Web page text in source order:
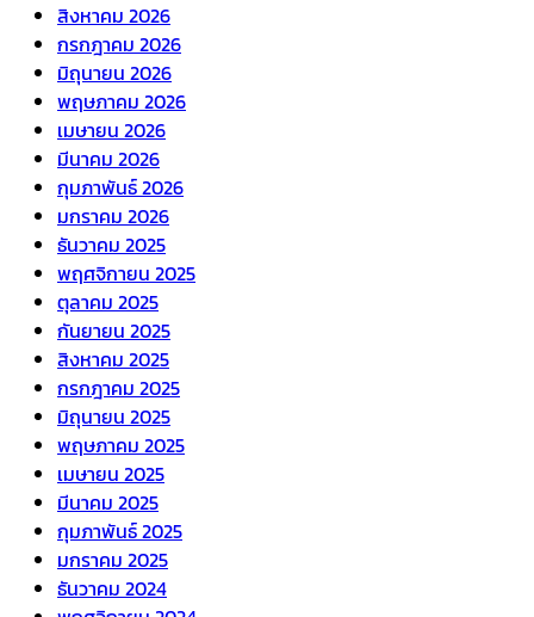
สิงหาคม 2026
กรกฎาคม 2026
มิถุนายน 2026
พฤษภาคม 2026
เมษายน 2026
มีนาคม 2026
กุมภาพันธ์ 2026
มกราคม 2026
ธันวาคม 2025
พฤศจิกายน 2025
ตุลาคม 2025
กันยายน 2025
สิงหาคม 2025
กรกฎาคม 2025
มิถุนายน 2025
พฤษภาคม 2025
เมษายน 2025
มีนาคม 2025
กุมภาพันธ์ 2025
มกราคม 2025
ธันวาคม 2024